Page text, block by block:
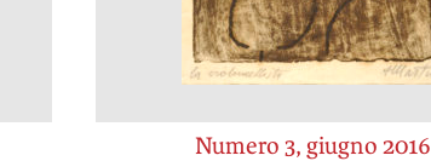
Numero 3, giugno 2016